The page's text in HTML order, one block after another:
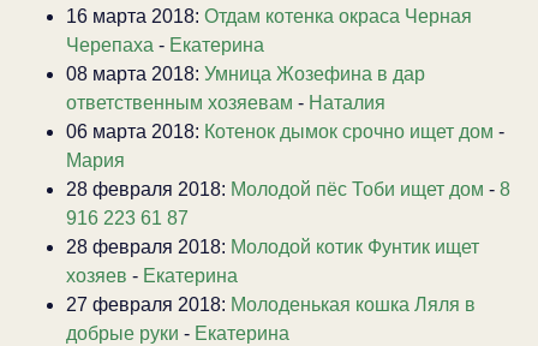
16 марта 2018: Отдам котенка окраса Черная
Черепаха - Екатерина
08 марта 2018: Умница Жозефина в дар
ответственным хозяевам - Наталия
06 марта 2018: Котенок дымок срочно ищет дом -
Мария
28 февраля 2018: Молодой пёс Тоби ищет дом - 8
916 223 61 87
28 февраля 2018: Молодой котик Фунтик ищет
хозяев - Екатерина
27 февраля 2018: Молоденькая кошка Ляля в
добрые руки - Екатерина